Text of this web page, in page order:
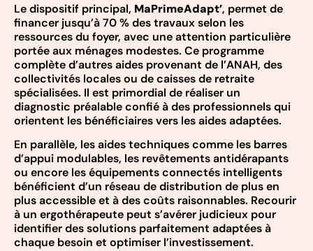
Le dispositif principal, MaPrimeAdapt’, permet de
financer jusqu’à 70 % des travaux selon les
ressources du foyer, avec une attention particulière
portée aux ménages modestes. Ce programme
complète d’autres aides provenant de l’ANAH, des
collectivités locales ou de caisses de retraite
spécialisées. Il est primordial de réaliser un
diagnostic préalable confié à des professionnels qui
orientent les bénéficiaires vers les aides adaptées.
En parallèle, les aides techniques comme les barres
d’appui modulables, les revêtements antidérapants
ou encore les équipements connectés intelligents
bénéficient d’un réseau de distribution de plus en
plus accessible et à des coûts raisonnables. Recourir
à un ergothérapeute peut s’avérer judicieux pour
identifier des solutions parfaitement adaptées à
chaque besoin et optimiser l’investissement.